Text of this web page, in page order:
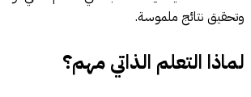
وتحقيق نتائج ملموسة.
لماذا التعلم الذاتي مهم؟